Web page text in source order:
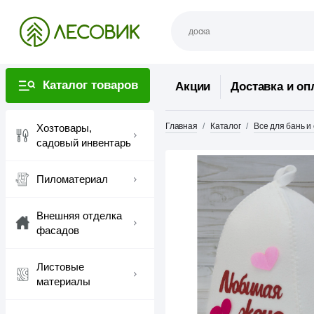
Каталог товаров
Хозтовары,
садовый инвентарь
Пиломатериал
Внешняя отделка
фасадов
Листовые
материалы
Акции Доставка и
Главная Каталог Все для бань и